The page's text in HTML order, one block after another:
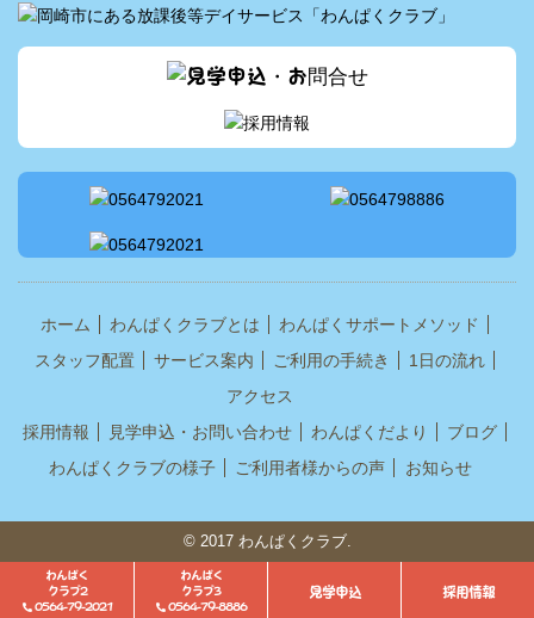
わんぱく
クラブ2
0564-79-2021
わんぱく
クラブ3
0564-79-8886
見学申込 採用情報
ホーム わんぱくクラブとは
わんぱくサポートメソッド
スタッフ配置
サービス案内 ご利用の手続き
1日の流れ
アクセス
採用情報
見学申込・お問い合わせ わんぱくだより
ブログ
わんぱくクラブの様子
ご利用者様からの声 お知らせ
© 2017 わんぱくクラブ.